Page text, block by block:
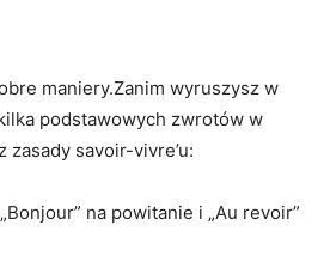
maniery.Zanim wyruszysz w
podstawowych zwrotów w
savoir-vivre’u:
na powitanie i „Au revoir”